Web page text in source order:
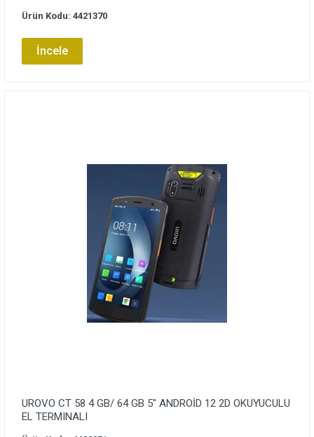
Ürün Kodu: 4421370
İncele
UROVO CT 58 4 GB/ 64 GB 5″ ANDROİD 12 2D OKUYUCULU
EL TERMINALI